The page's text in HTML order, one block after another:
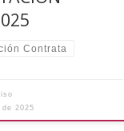
Contrata
2025